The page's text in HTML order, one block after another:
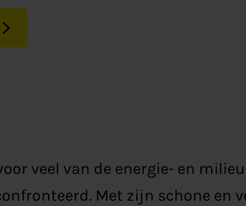
veel van de energie- en
Met zijn schone en